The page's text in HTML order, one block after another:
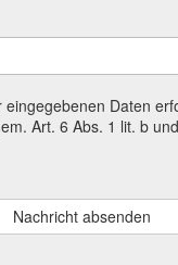
eingegebenen Daten
Art. 6 Abs. 1 lit. b
Nachricht absenden